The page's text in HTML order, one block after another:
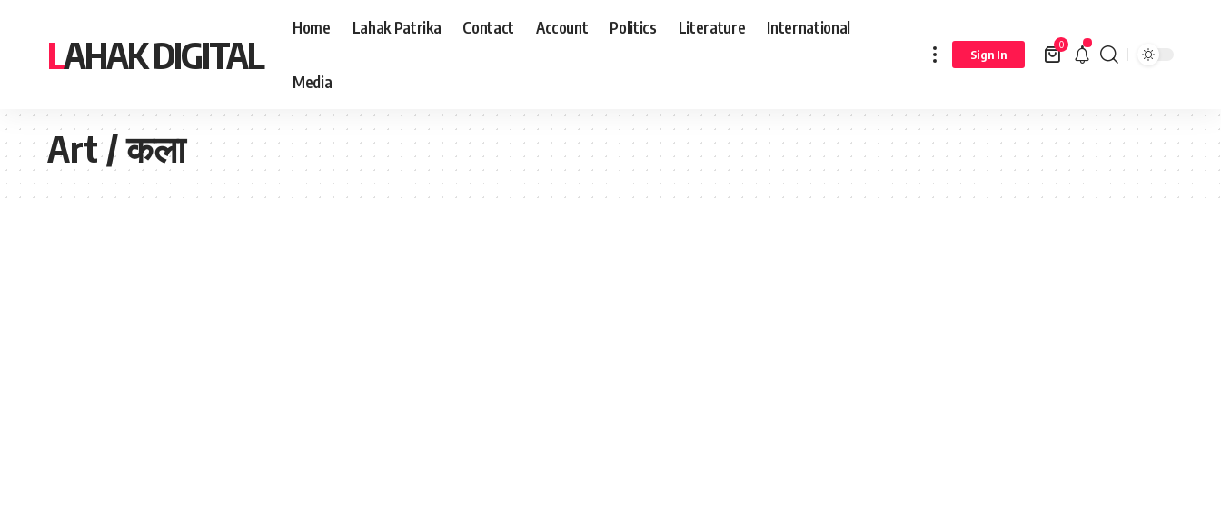
LAHAK DIGITAL
Home Lahak Patrika Contact Account Politics Literature International
Media
Sign In
0
Art / कला